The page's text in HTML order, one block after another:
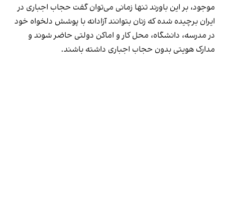
موجود، بر این باورند تنها زمانی می‌توان گفت حجاب اجباری در
ایران برچیده شده که زنان بتوانند آزادانه با پوشش دلخواه خود
در مدرسه، دانشگاه، محل کار و اماکن دولتی حاضر شوند و
مدارک هویتی بدون حجاب اجباری داشته باشند.